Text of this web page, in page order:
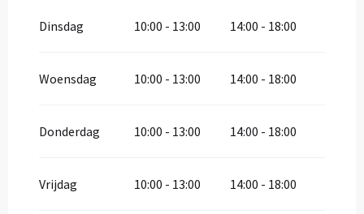
Dinsdag 10:00 - 13:00 14:00 - 18:00
Woensdag 10:00 - 13:00 14:00 - 18:00
Donderdag 10:00 - 13:00 14:00 - 18:00
Vrijdag 10:00 - 13:00 14:00 - 18:00